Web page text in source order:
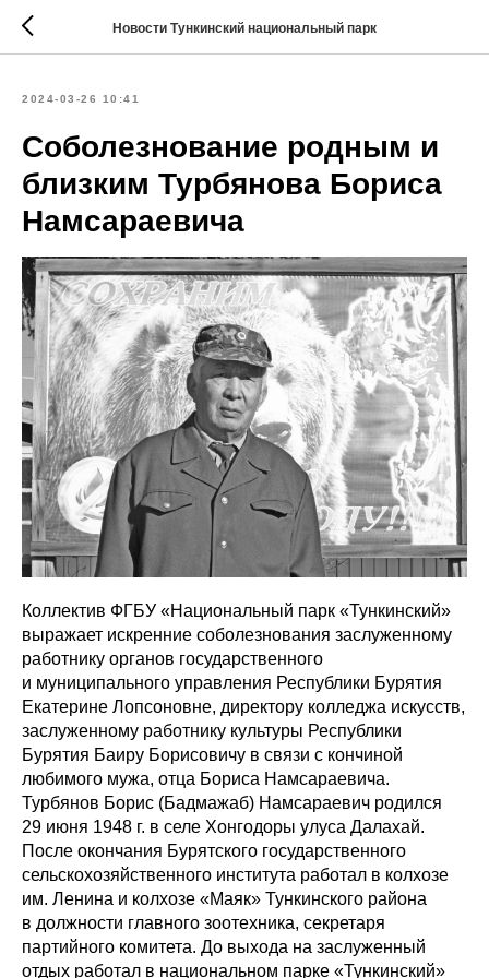
Новости Тункинский национальный парк
2024-03-26 10:41
Соболезнование родным и
близким Турбянова Бориса
Намсараевича
Коллектив ФГБУ «Национальный парк «Тункинский»
выражает искренние соболезнования заслуженному
работнику органов государственного
и муниципального управления Республики Бурятия
Екатерине Лопсоновне, директору колледжа искусств,
заслуженному работнику культуры Республики
Бурятия Баиру Борисовичу в связи с кончиной
любимого мужа, отца Бориса Намсараевича.
Турбянов Борис (Бадмажаб) Намсараевич родился
29 июня 1948 г. в селе Хонгодоры улуса Далахай.
После окончания Бурятского государственного
сельскохозяйственного института работал в колхозе
им. Ленина и колхозе «Маяк» Тункинского района
в должности главного зоотехника, секретаря
партийного комитета. До выхода на заслуженный
отдых работал в национальном парке «Тункинский»